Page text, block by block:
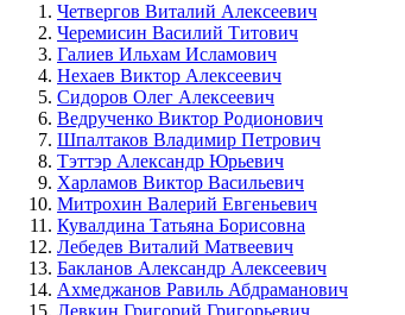
Четвергов Виталий Алексеевич
Черемисин Василий Титович
Галиев Ильхам Исламович
Нехаев Виктор Алексеевич
Сидоров Олег Алексеевич
Ведрученко Виктор Родионович
Шпалтаков Владимир Петрович
Тэттэр Александр Юрьевич
Харламов Виктор Васильевич
Митрохин Валерий Евгеньевич
Кувалдина Татьяна Борисовна
Лебедев Виталий Матвеевич
Бакланов Александр Алексеевич
Ахмеджанов Равиль Абдраманович